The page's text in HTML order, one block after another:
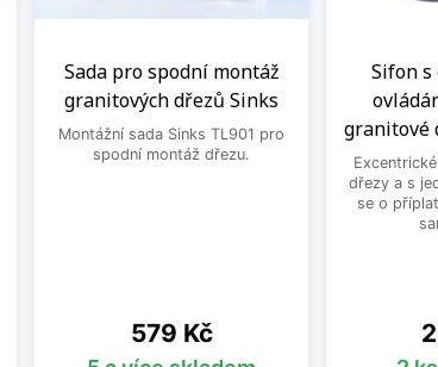
Sada pro spodní montáž
granitových dřezů Sinks
Montážní sada Sinks TL901 pro
spodní montáž dřezu.
Cena
579 Kč
Sifon
granitové
dřezy a s
se o